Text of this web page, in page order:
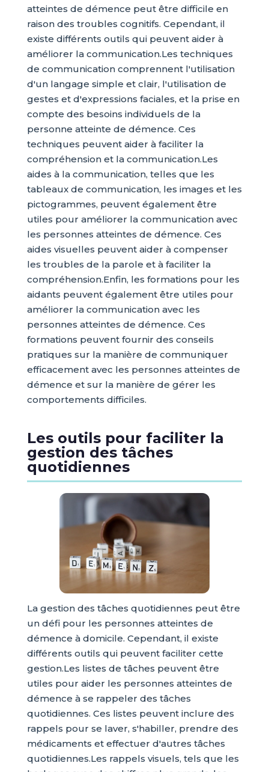
atteintes de démence peut être difficile en
raison des troubles cognitifs. Cependant, il
existe différents outils qui peuvent aider à
améliorer la communication.Les techniques
de communication comprennent l'utilisation
d'un langage simple et clair, l'utilisation de
gestes et d'expressions faciales, et la prise en
compte des besoins individuels de la
personne atteinte de démence. Ces
techniques peuvent aider à faciliter la
compréhension et la communication.Les
aides à la communication, telles que les
tableaux de communication, les images et les
pictogrammes, peuvent également être
utiles pour améliorer la communication avec
les personnes atteintes de démence. Ces
aides visuelles peuvent aider à compenser
les troubles de la parole et à faciliter la
compréhension.Enfin, les formations pour les
aidants peuvent également être utiles pour
améliorer la communication avec les
personnes atteintes de démence. Ces
formations peuvent fournir des conseils
pratiques sur la manière de communiquer
efficacement avec les personnes atteintes de
démence et sur la manière de gérer les
comportements difficiles.
Les outils pour faciliter la
gestion des tâches
quotidiennes
La gestion des tâches quotidiennes peut être
un défi pour les personnes atteintes de
démence à domicile. Cependant, il existe
différents outils qui peuvent faciliter cette
gestion.Les listes de tâches peuvent être
utiles pour aider les personnes atteintes de
démence à se rappeler des tâches
quotidiennes. Ces listes peuvent inclure des
rappels pour se laver, s'habiller, prendre des
médicaments et effectuer d'autres tâches
quotidiennes.Les rappels visuels, tels que les